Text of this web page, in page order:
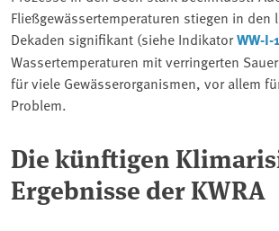
Fließgewässertemperaturen stiegen in den
Dekaden signifikant (siehe IndikatorWW-I-
Wassertemperaturen mit verringerten
für viele Gewässerorganismen, vor allem
Problem.
Die künftigen
Ergebnisse der KWRA